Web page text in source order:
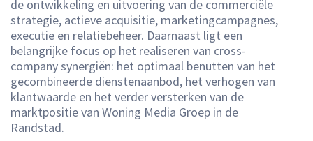
de ontwikkeling en uitvoering van de commerciële
strategie, actieve acquisitie, marketingcampagnes,
executie en relatiebeheer. Daarnaast ligt een
belangrijke focus op het realiseren van cross-
company synergiën: het optimaal benutten van het
gecombineerde dienstenaanbod, het verhogen van
klantwaarde en het verder versterken van de
marktpositie van Woning Media Groep in de
Randstad.